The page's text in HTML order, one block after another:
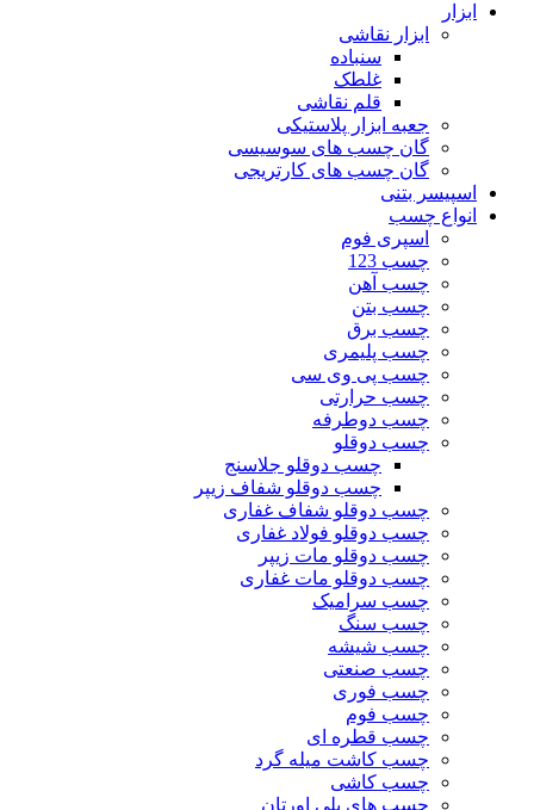
ابزار
ابزار نقاشی
سنباده
غلطک
قلم نقاشی
جعبه ابزار پلاستیکی
گان چسب های سوسیسی
گان چسب های کارتریجی
اسپیسر بتنی
انواع چسب
اسپری فوم
چسب 123
چسب آهن
چسب بتن
چسب برق
چسب پلیمری
چسب پی وی سی
چسب حرارتی
چسب دوطرفه
چسب دوقلو
چسب دوقلو جلاسنج
چسب دوقلو شفاف زیپر
چسب دوقلو شفاف غفاری
چسب دوقلو فولاد غفاری
چسب دوقلو مات زیپر
چسب دوقلو مات غفاری
چسب سرامیک
چسب سنگ
چسب شیشه
چسب صنعتی
چسب فوری
چسب فوم
چسب قطره ای
چسب کاشت میله گرد
چسب کاشی
چسب های پلی اورتان